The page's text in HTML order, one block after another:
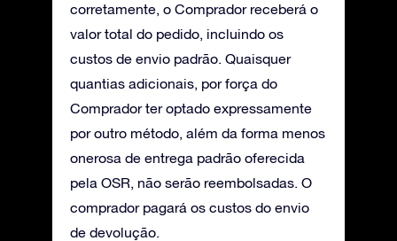
corretamente, o Comprador receberá o
valor total do pedido, incluindo os
custos de envio padrão. Quaisquer
quantias adicionais, por força do
Comprador ter optado expressamente
por outro método, além da forma menos
onerosa de entrega padrão oferecida
pela OSR, não serão reembolsadas. O
comprador pagará os custos do envio
de devolução.